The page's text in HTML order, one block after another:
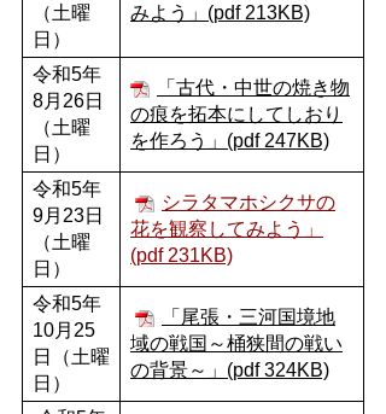
（土曜
日）
みよう」(pdf 213KB)
令和5年
8月26日
（土曜
日）
「古代・中世の焼き物
の痕を拓本にしてしおり
を作ろう」(pdf 247KB)
令和5年
9月23日
（土曜
日）
シラタマホシクサの
花を観察してみよう」
(pdf 231KB)
令和5年
10月25
日（土曜
日）
「尾張・三河国境地
域の戦国～桶狭間の戦い
の背景～」(pdf 324KB)